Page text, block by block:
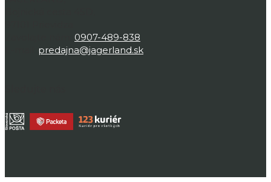
0907-489-838
predajna@jagerland.sk